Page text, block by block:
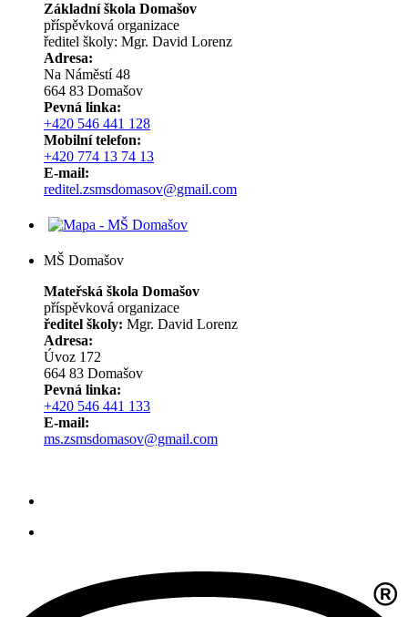
Základní škola Domašov
příspěvková organizace
ředitel školy: Mgr. David Lorenz
Adresa:
Na Náměstí 48
664 83 Domašov
Pevná linka:
+420 546 441 128
Mobilní telefon:
+420 774 13 74 13
E-mail:
reditel.zsmsdomasov@gmail.com
MŠ Domašov
Mateřská škola Domašov
příspěvková organizace
ředitel školy: Mgr. David Lorenz
Adresa:
Úvoz 172
664 83 Domašov
Pevná linka:
+420 546 441 133
E-mail:
ms.zsmsdomasov@gmail.com